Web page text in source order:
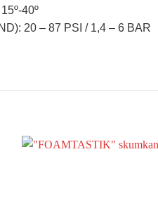
40º
20 – 87 PSI / 1,4 – 6 BAR